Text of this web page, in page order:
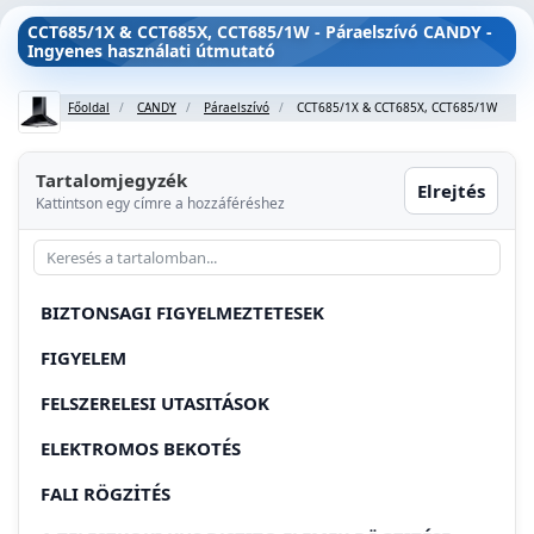
CCT685/1X & CCT685X, CCT685/1W - Páraelszívó CANDY -
Ingyenes használati útmutató
Főoldal CANDY Páraelszívó CCT685/1X & CCT685X, CCT685/1W
Tartalomjegyzék
Kattintson egy címre a hozzáféréshez
Elrejtés
BIZTONSAGI FIGYELMEZTETESEK
FIGYELEM
FELSZERELESI UTASITÁSOK
ELEKTROMOS BEKOTÉS
FALI RÖGZİTÉS